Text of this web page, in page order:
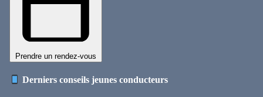
Prendre un rendez-vous
Derniers conseils jeunes conducteurs